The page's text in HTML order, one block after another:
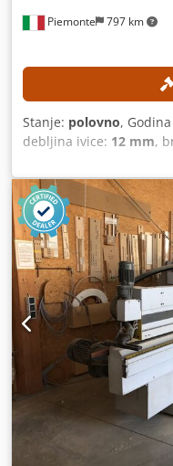
Piemonte 797 km
Stanje: polovno,
debljina ivice: 12 mm,